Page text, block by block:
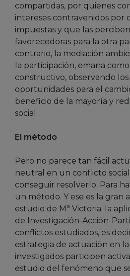
compartidas, por quienes
intereses contravenidos por
impuestas y que las
favorecedoras para la otra
contrario, la mediación
la participación, emana
constructivo, observando
oportunidades para el
beneficio de la mayoría y
social.
El método
Pero no parece tan fácil
neutral en un conflicto
conseguir resolverlo. Para
un método. Y ese es la gran
estudio de Mª Victoria: la
de Investigación-Acción-
conflictos estudiados, es
estrategia de actuación en
investigados participen
estudio del fenómeno que